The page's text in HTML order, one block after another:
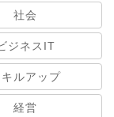
社会
ジネスIT
キルアップ
経営